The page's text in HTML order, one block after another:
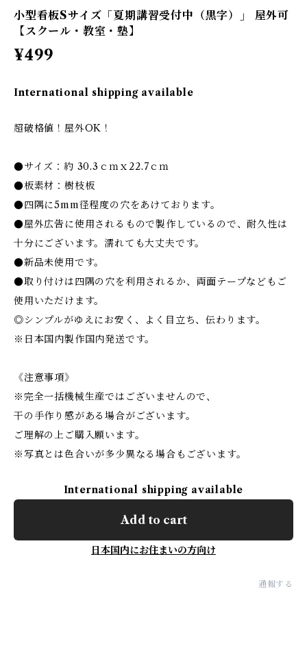
小型看板Sサイズ「夏期講習受付中（黒字）」 屋外可
【スクール・教室・塾】
¥499
International shipping available
超破格値！屋外OK！
●サイズ：約 30.3ｃｍｘ22.7ｃｍ
●板素材：樹枝板
●四隅に5mm径程度の穴をあけております。
●屋外広告に使用されるもので製作しているので、耐久性は
十分にございます。濡れても大丈夫です。
●新品未使用です。
●取り付けは四隅の穴を利用されるか、両面テープなどもご
使用いただけます。
◎シンプルがゆえにお安く、よく目立ち、伝わります。
※日本国内製作国内発送です。
《注意事項》
※完全一括機械生産ではございませんので、
干の手作り感がある場合がございます。
ご理解の上ご購入願います。
※写真とは色合いが多少異なる場合もございます。
International shipping available
Add to cart
日本国内にお住まいの方向け
通報する